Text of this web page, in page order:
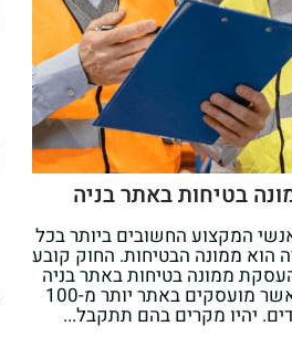
בטיחות באתר בניה
המקצוע החשובים ביותר בכל
הוא ממונה הבטיחות. החוק קובע
ממונה בטיחות באתר בניה
מיד כאשר מועסקים באתר יותר מ-100
יהיו מקרים בהם תתקבל...